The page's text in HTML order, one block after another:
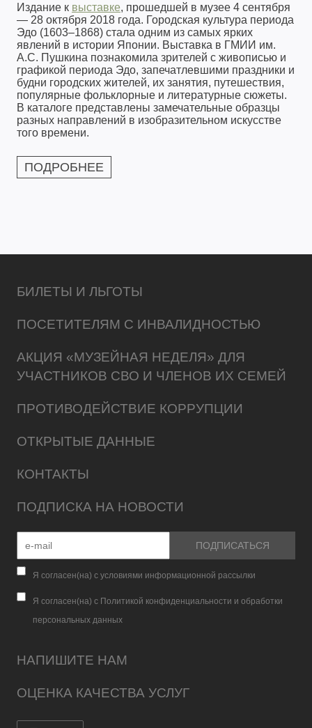
Издание к выставке, прошедшей в музее 4 сентября
— 28 октября 2018 года. Городская культура периода
Эдо (1603–1868) стала одним из самых ярких
явлений в истории Японии. Выставка в ГМИИ им.
А.С. Пушкина познакомила зрителей с живописью и
графикой периода Эдо, запечатлевшими праздники и
будни городских жителей, их занятия, путешествия,
популярные фольклорные и литературные сюжеты.
В каталоге представлены замечательные образцы
разных направлений в изобразительном искусстве
того времени.
ПОДРОБНЕЕ
БИЛЕТЫ И ЛЬГОТЫ
ПОСЕТИТЕЛЯМ С ИНВАЛИДНОСТЬЮ
АКЦИЯ «МУЗЕЙНАЯ НЕДЕЛЯ» ДЛЯ
УЧАСТНИКОВ СВО И ЧЛЕНОВ ИХ СЕМЕЙ
ПРОТИВОДЕЙСТВИЕ КОРРУПЦИИ
ОТКРЫТЫЕ ДАННЫЕ
КОНТАКТЫ
ПОДПИСКА НА НОВОСТИ
Я согласен(на) с условиями информационной рассылки
Я согласен(на) с Политикой конфиденциальности и обработки
персональных данных
НАПИШИТЕ НАМ
ОЦЕНКА КАЧЕСТВА УСЛУГ